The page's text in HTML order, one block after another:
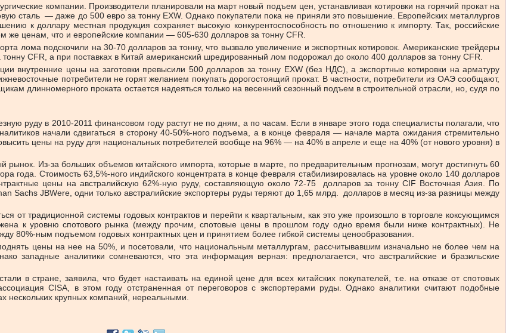
компании. Производители планировали на март новый подъем цен, устанавливая котировки на горячий прокат на
сталь — даже до 500 евро за тонну EXW. Однако покупатели пока не приняли это повышение. Европейских металлургов
к доллару местная продукция сохраняет высокую конкурентоспособность по отношению к импорту. Так, российские
же ценам, что и европейские компании — 605-630 долларов за тонну CFR.
лома подскочили на 30-70 долларов за тонну, что вызвало увеличение и экспортных котировок. Американские трейдеры
CFR, а при поставках в Китай американский шредированный лом подорожал до около 400 долларов за тонну CFR.
внутренние цены на заготовки превысили 500 долларов за тонну EXW (без НДС), а экспортные котировки на арматуру
потребители не горят желанием покупать дорогостоящий прокат. В частности, потребители из ОАЭ сообщают,
длинномерного проката остается надеяться только на весенний сезонный подъем в строительной отрасли, но, судя по
руду в 2010-2011 финансовом году растут не по дням, а по часам. Если в январе этого года специалисты полагали, что
начали сдвигаться в сторону 40-50%-ного подъема, а в конце февраля — начале марта ожидания стремительно
цены на руду для национальных потребителей вообще на 96% — на 40% в апреле и еще на 40% (от нового уровня) в
Из-за больших объемов китайского импорта, которые в марте, по предварительным прогнозам, могут достигнуть 60
года. Стоимость 63,5%-ного индийского концентрата в конце февраля стабилизировалась на уровне около 140 долларов
цены на австралийскую 62%-ную руду, составляющую около 72-75 долларов за тонну CIF Восточная Азия. По
Sachs JBWere, одни только австралийские экспортеры руды теряют до 1,65 млрд. долларов в месяц из-за разницы между
от традиционной системы годовых контрактов и перейти к квартальным, как это уже произошло в торговле коксующимся
к уровню спотового рынка (между прочим, спотовые цены в прошлом году одно время были ниже контрактных). Не
80%-ным подъемом годовых контрактных цен и принятием более гибкой системы ценообразования.
цены на нее на 50%, и посетовали, что национальным металлургам, рассчитывавшим изначально не более чем на
западные аналитики сомневаются, что эта информация верная: предполагается, что австралийские и бразильские
в стране, заявила, что будет настаивать на единой цене для всех китайских покупателей, т.е. на отказе от спотовых
CISA, в этом году отстраненная от переговоров с экспортерами руды. Однако аналитики считают подобные
нескольких крупных компаний, нереальными.